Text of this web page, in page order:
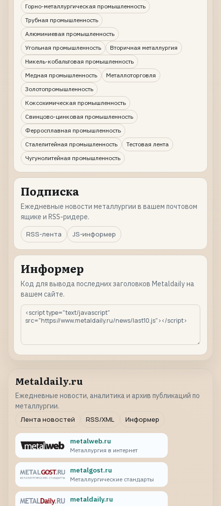
Горно-металлургическая промышленность
Трубная промышленность
Алюминиевая промышленность
Угольная промышленность
Вторичная металлургия
Никель-кобальтовая промышленность
Медная промышленность
Металлоторговля
Золотопромышленность
Коксохимическая промышленность
Свинцово-цинковая промышленность
Ферросплавная промышленность
Сталелитейная промышленность
Тестовая лента
Чугунолитейная промышленность
Подписка
Ежедневные новости металлургии в вашем почтовом
ящике и RSS-ридере.
RSS-лента
JS-информер
Информер
Код для вывода последних заголовков Metaldaily на
вашем сайте.
Metaldaily.ru
Ежедневные новости, аналитика и архив публикаций по
металлургии.
Лента новостей
RSS/XML Информер
metalweb.ru
Металлургия в интернет
metalgost.ru
Металлургические стандарты
metaldaily.ru